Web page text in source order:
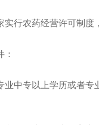
行农药经营许可制
中专以上学历或者